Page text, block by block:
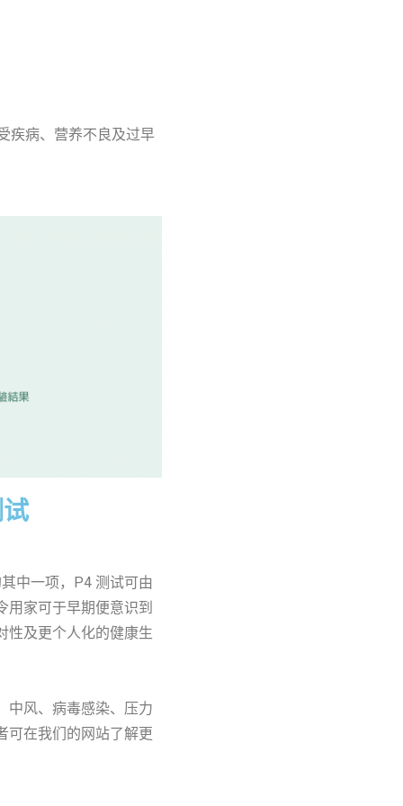
疾病、营养不良及过早
中一项，P4 测试可由
用家可于早期便意识到
性及更个人化的健康生
中风、病毒感染、压力
可在我们的网站了解更